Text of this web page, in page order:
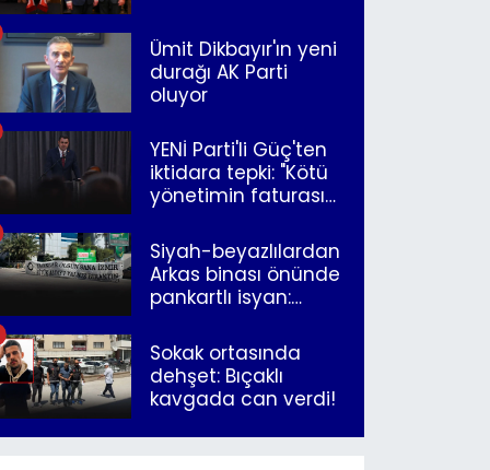
Ümit Dikbayır'ın yeni
durağı AK Parti
oluyor
YENİ Parti'li Güç'ten
iktidara tepki: "Kötü
yönetimin faturasını
Siyah-beyazlılardan
Arkas binası önünde
pankartlı isyan:
İzmir"
Sokak ortasında
dehşet: Bıçaklı
kavgada can verdi!